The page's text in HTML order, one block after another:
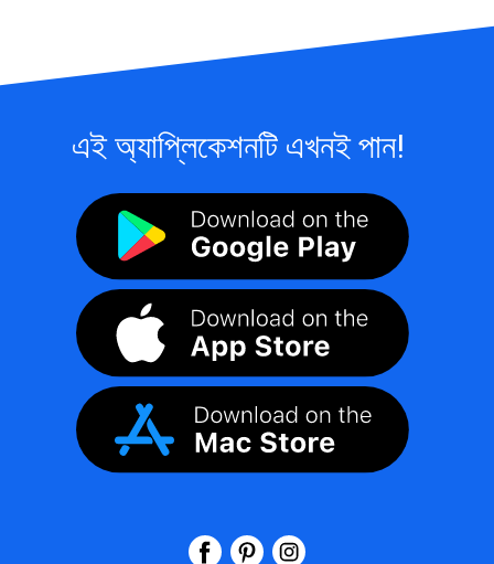
এই অ্যাপ্লিকেশনটি এখনই পান!